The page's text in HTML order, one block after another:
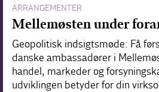
ARRANGEMENTER
Mellemøsten under
Geopolitisk indsigtsmøde: Få
danske ambassadører i
handel, markeder og
udviklingen betyder for din